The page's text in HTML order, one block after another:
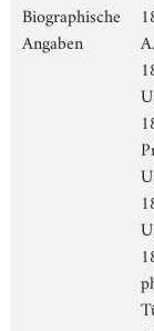
Biographische
Angaben